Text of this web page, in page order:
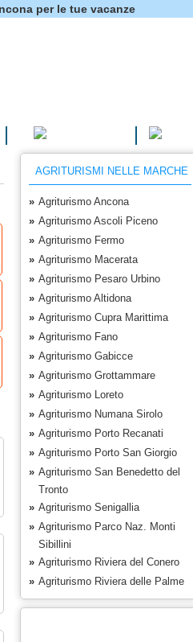
per le tue vacanze
AGRITURISMI NELLE MARCHE
» Agriturismo Ancona
» Agriturismo Ascoli Piceno
» Agriturismo Fermo
» Agriturismo Macerata
» Agriturismo Pesaro Urbino
» Agriturismo Altidona
» Agriturismo Cupra Marittima
» Agriturismo Fano
» Agriturismo Gabicce
» Agriturismo Grottammare
» Agriturismo Loreto
» Agriturismo Numana Sirolo
» Agriturismo Porto Recanati
» Agriturismo Porto San Giorgio
» Agriturismo San Benedetto del
Tronto
» Agriturismo Senigallia
» Agriturismo Parco Naz. Monti
Sibillini
» Agriturismo Riviera del Conero
» Agriturismo Riviera delle Palme